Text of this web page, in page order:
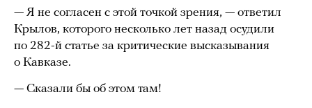
— Я не согласен с этой точкой зрения, — ответил
Крылов, которого несколько лет назад осудили
по 282-й статье за критические высказывания
о Кавказе.
— Сказали бы об этом там!